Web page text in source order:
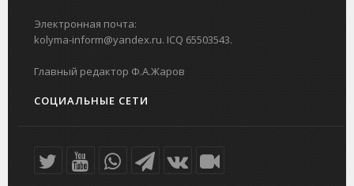
Электронная почта:
kolyma-inform@yandex.ru. ICQ 65503543.
Главный редактор Ф.А.Жаров
СОЦИАЛЬНЫЕ СЕТИ